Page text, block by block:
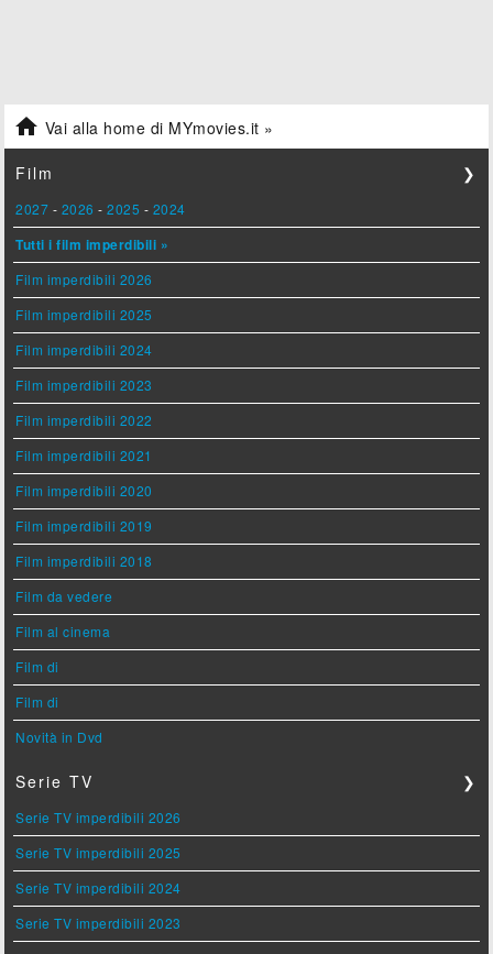
 Vai alla home di MYmovies.it »
Film ❯
2027 - 2026 -2025 - 2024
Tutti i film imperdibili »
Film imperdibili 2026
Film imperdibili 2025
Film imperdibili 2024
Film imperdibili 2023
Film imperdibili 2022
Film imperdibili 2021
Film imperdibili 2020
Film imperdibili 2019
Film imperdibili 2018
Film da vedere
Film al cinema
Film di
Film di
Novità in Dvd
Serie TV ❯
Serie TV imperdibili 2026
Serie TV imperdibili 2025
Serie TV imperdibili 2024
Serie TV imperdibili 2023